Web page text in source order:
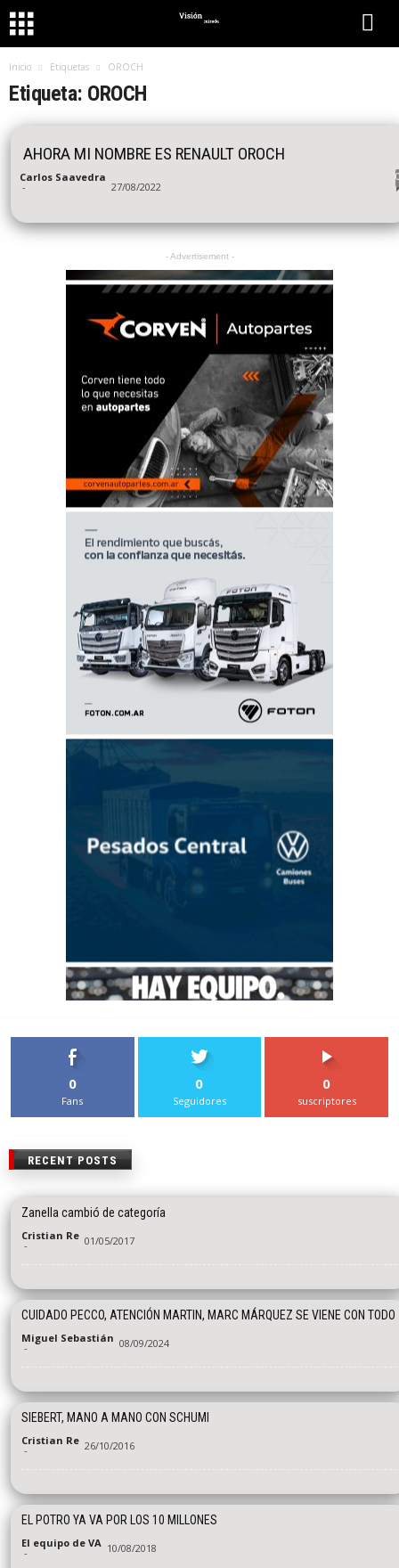
Inicio Etiquetas OROCH
Etiqueta: OROCH
AHORA MI NOMBRE ES RENAULT OROCH
Carlos Saavedra
- 27/08/2022
- Advertisement -
0
Fans
0
Seguidores
0
suscriptores
RECENT POSTS
Zanella cambió de categoría
Cristian Re
- 01/05/2017
CUIDADO PECCO, ATENCIÓN MARTIN, MARC MÁRQUEZ SE VIENE CON TODO
Miguel Sebastián
- 08/09/2024
SIEBERT, MANO A MANO CON SCHUMI
Cristian Re
- 26/10/2016
EL POTRO YA VA POR LOS 10 MILLONES
El equipo de VA
- 10/08/2018